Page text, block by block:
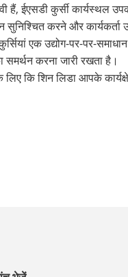
हैं, ईएसडी कुर्सी कार्यस्थल
करने और कार्यकर्ता
​​एक उद्योग-पर-पर-
समर्थन करना जारी रखता है।
कि शिन लिडा आपके